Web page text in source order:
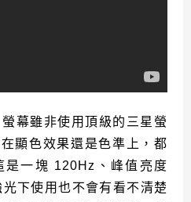
螢幕雖非使用頂級的三星螢
顯色效果還是色準上，都
是一塊 120Hz、峰值亮度
下使用也不會有看不清楚